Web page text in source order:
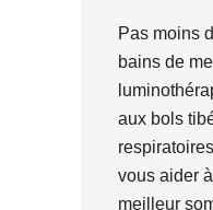
Pas moins
bains de
aux bols
vous aider
meilleur